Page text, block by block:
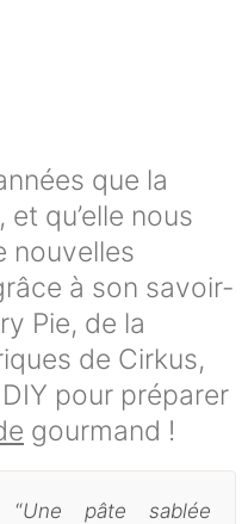
que la
qu’elle nous
nouvelles
à son savoir-
Pie, de la
de Cirkus,
pour préparer
gourmand !
“Une pâte sablée